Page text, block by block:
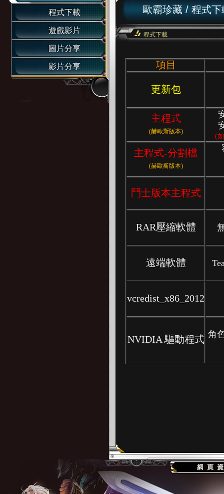
程式下載
遊戲影片
圖片分享
影片分享
歐霸珍藏 / 程式下
程式下載
項目
更新包
主程式
(赫歐斯版本)
(
主程式-分割檔
(赫歐斯版本)
鬥士版本主程式
RAR壓縮軟體
遠端軟體
vcredist_x86_2012
NVIDIA 驅動程式 角